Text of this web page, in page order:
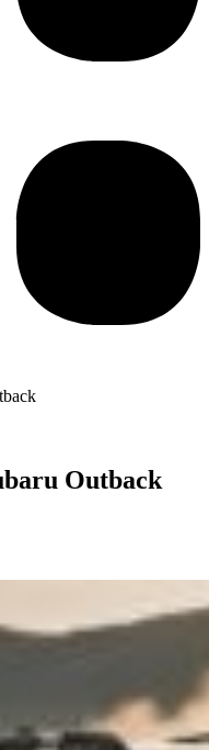
Outback